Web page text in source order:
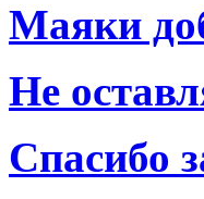
Маяки
Не
Спасибо